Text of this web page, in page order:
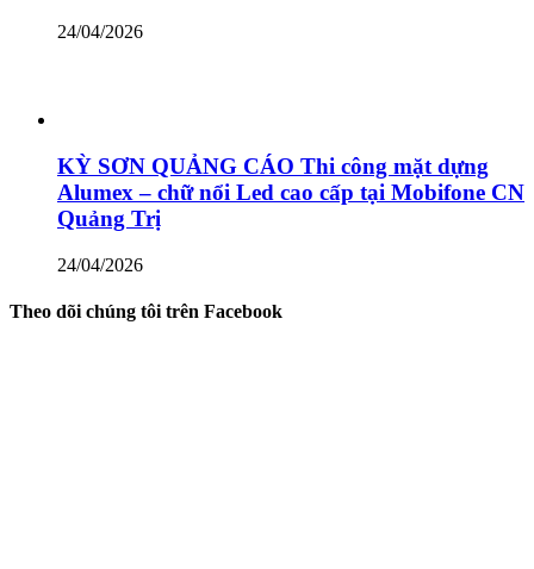
24/04/2026
KỲ SƠN QUẢNG CÁO Thi công mặt dựng
Alumex – chữ nổi Led cao cấp tại Mobifone CN
Quảng Trị
24/04/2026
Theo dõi chúng tôi trên Facebook